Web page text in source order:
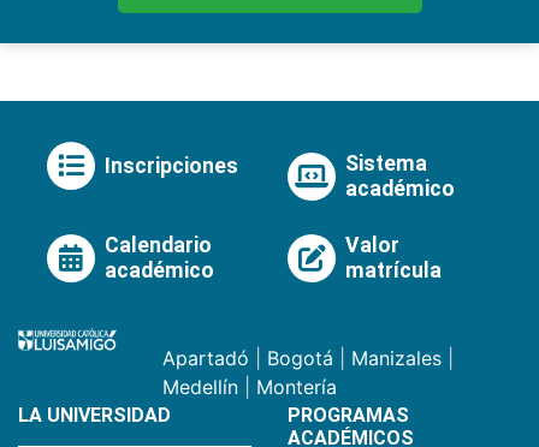
Inscripciones
Sistema
académico
Calendario
académico
Valor
matrícula
Apartadó Bogotá Manizales
Medellín
Montería
LA UNIVERSIDAD
PROGRAMAS
ACADÉMICOS